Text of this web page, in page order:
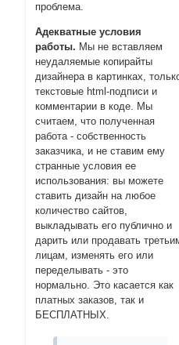
проблема.
Адекватные условия
работы. Мы не вставляем
неудаляемые копирайты
дизайнера в картинках,
текстовые html-подписи и
комментарии в коде. Мы
считаем, что полученная
работа - собственность
заказчика, и не ставим ему
странные условия ее
использования: вы можете
ставить дизайн на любое
количество сайтов,
выкладывать его публично и
дарить или продавать
лицам, изменять его или
переделывать - это
нормально. Это касается как
платных заказов, так и
БЕСПЛАТНЫХ.